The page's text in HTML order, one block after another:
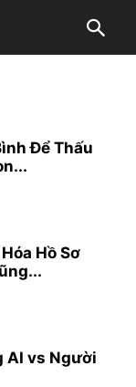
Để Thấu
Hồ Sơ
AI vs Người